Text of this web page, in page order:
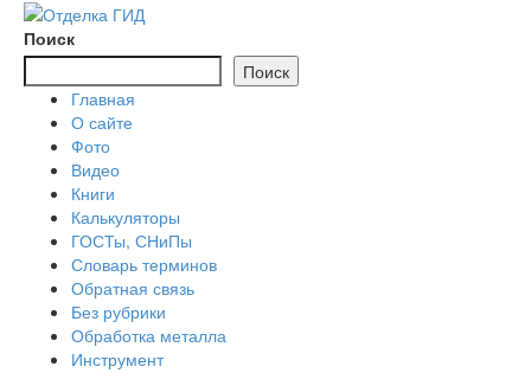
Перейти
содержимому
Поиск
Поиск
Главная
О сайте
Фото
Видео
Книги
Калькуляторы
ГОСТы, СНиПы
Словарь терминов
Обратная связь
Без рубрики
Обработка металла
Инструмент